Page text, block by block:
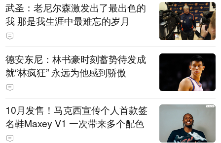
武圣：老尼尔森激发出了最出色的
我 那是我生涯中最难忘的岁月
德安东尼：林书豪时刻蓄势待发成
就“林疯狂” 永远为他感到骄傲
10月发售！马克西宣传个人首款签
名鞋Maxey V1 一次带来多个配色